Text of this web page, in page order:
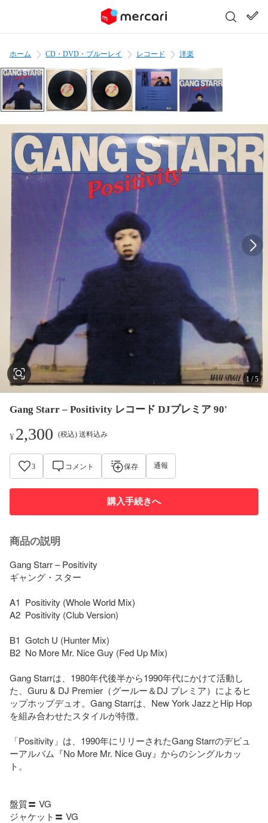
ホーム CD・DVD・ブルーレイ レコード 洋楽
1 /5
Gang Starr – Positivity レコード DJプレミア 90'
¥2,300 (税込) 送料込み
3 コメント 保存 通報
購入手続きへ
商品の説明
Gang Starr – Positivity
ギャング・スター
A1  Positivity (Whole World Mix)
A2  Positivity (Club Version)
B1  Gotch U (Hunter Mix)
B2  No More Mr. Nice Guy (Fed Up Mix)
Gang Starrは、1980年代後半から1990年代にかけて活動し
た、Guru & DJ Premier（グールー＆DJ プレミア）によるヒ
ップホップデュオ。Gang Starrは、New York JazzとHip Hop
を組み合わせたスタイルが特徴。
「Positivity」は、1990年にリリーされたGang Starrのデビュ
ーアルバム『No More Mr. Nice Guy』からのシングルカッ
ト。
盤質〓 VG
ジャケット〓 VG